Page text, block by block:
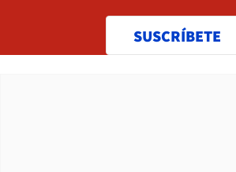
SUSCRÍBETE